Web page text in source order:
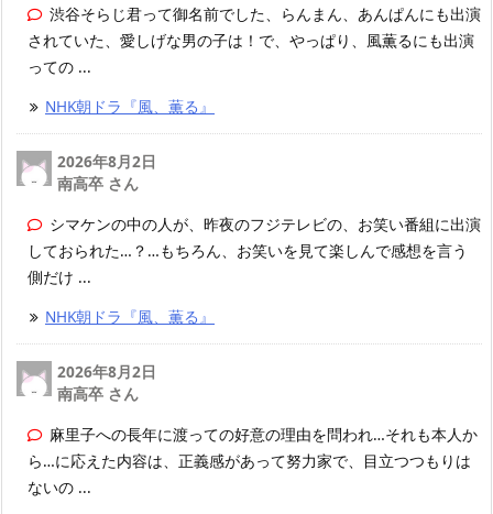
渋谷そらじ君って御名前でした、らんまん、あんぱんにも出演
されていた、愛しげな男の子は！で、やっぱり、風薫るにも出演
っての ...
NHK朝ドラ『風、薫る』
2026年8月2日
南高卒 さん
シマケンの中の人が、昨夜のフジテレビの、お笑い番組に出演
しておられた…？…もちろん、お笑いを見て楽しんで感想を言う
側だけ ...
NHK朝ドラ『風、薫る』
2026年8月2日
南高卒 さん
麻里子への長年に渡っての好意の理由を問われ…それも本人か
ら…に応えた内容は、正義感があって努力家で、目立つつもりは
ないの ...